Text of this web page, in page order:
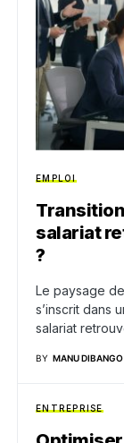
EMPLOI
salariat
?
Le paysage
s’inscrit dans
salariat
BY MANU DIBANGO
ENTREPRISE